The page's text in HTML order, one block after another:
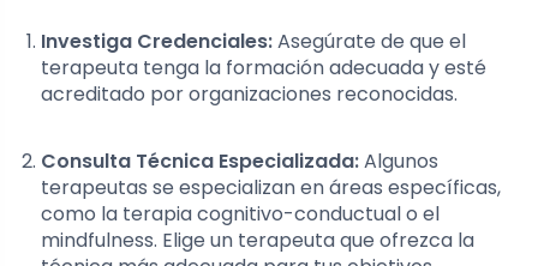
Investiga Credenciales:Asegúrate de que el
terapeuta tenga la formación adecuada y esté
acreditado por organizaciones reconocidas.
Consulta Técnica Especializada:Algunos
terapeutas se especializan en áreas específicas,
como la terapia cognitivo-conductual o el
mindfulness. Elige un terapeuta que ofrezca la